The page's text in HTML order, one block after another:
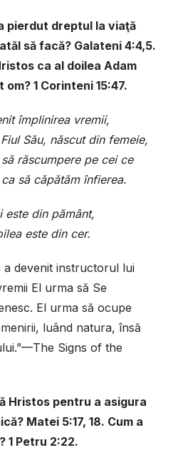
pierdut dreptul la viaţă
să facă? Galateni 4:4,5.
ca al doilea Adam
1 Corinteni 15:47.
împlinirea vremii,
Său, născut din femeie,
răscumpere pe cei ce
să căpătăm înfierea.
este din pământ,
este din cer.
a devenit instructorul lui
El urma să Se
El urma să ocupe
luând natura, însă
Signs of the
Hristos pentru a asigura
Matei 5:17, 18. Cum a
1 Petru 2:22.